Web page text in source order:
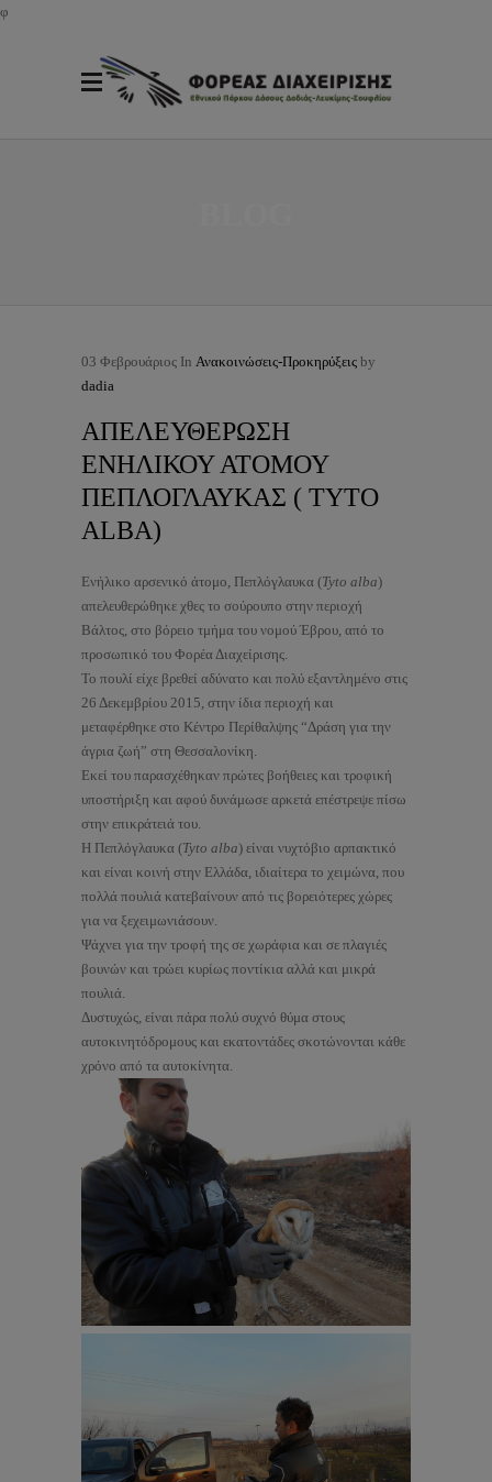
φ
03 Φεβρουάριος In Ανακοινώσεις-Προκηρύξεις by
dadia
ΑΠΕΛΕΥΘΕΡΩΣΗ
ΕΝΗΛΙΚΟΥ ΑΤΟΜΟΥ
ΠΕΠΛΟΓΛΑΥΚΑΣ ( TYTO
ALBA)
Ενήλικο αρσενικό άτομο, Πεπλόγλαυκα (Tyto alba)
απελευθερώθηκε χθες το σούρουπο στην περιοχή
Βάλτος, στο βόρειο τμήμα του νομού Έβρου, από το
προσωπικό του Φορέα Διαχείρισης.
Το πουλί είχε βρεθεί αδύνατο και πολύ εξαντλημένο στις
26 Δεκεμβρίου 2015, στην ίδια περιοχή και
μεταφέρθηκε στο Κέντρο Περίθαλψης “Δράση για την
άγρια ζωή” στη Θεσσαλονίκη.
Εκεί του παρασχέθηκαν πρώτες βοήθειες και τροφική
υποστήριξη και αφού δυνάμωσε αρκετά επέστρεψε πίσω
στην επικράτειά του.
Η Πεπλόγλαυκα (Tyto alba) είναι νυχτόβιο αρπακτικό
και είναι κοινή στην Ελλάδα, ιδιαίτερα το χειμώνα, που
πολλά πουλιά κατεβαίνουν από τις βορειότερες χώρες
για να ξεχειμωνιάσουν.
Ψάχνει για την τροφή της σε χωράφια και σε πλαγιές
βουνών και τρώει κυρίως ποντίκια αλλά και μικρά
πουλιά.
Δυστυχώς, είναι πάρα πολύ συχνό θύμα στους
αυτοκινητόδρομους και εκατοντάδες σκοτώνονται κάθε
χρόνο από τα αυτοκίνητα.